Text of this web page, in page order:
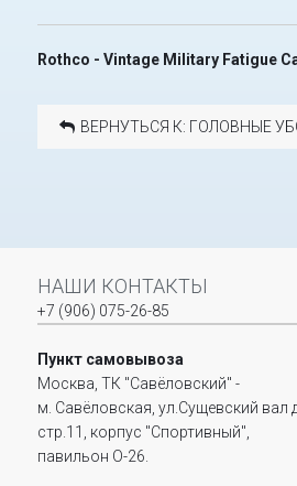
Rothco - Vintage Military Fatigue
ВЕРНУТЬСЯ К: ГОЛОВНЫЕ
НАШИ КОНТАКТЫ
+7 (906) 075-26-85
Пункт самовывоза
Москва, ТК "Савёловский" -
м. Савёловская, ул.Сущевский вал
стр.11, корпус "Спортивный",
павильон О-26.